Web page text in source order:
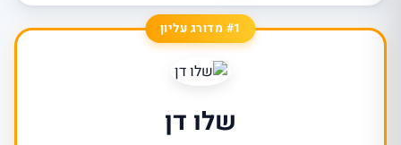
#1 מדורג עליון
שלו דן